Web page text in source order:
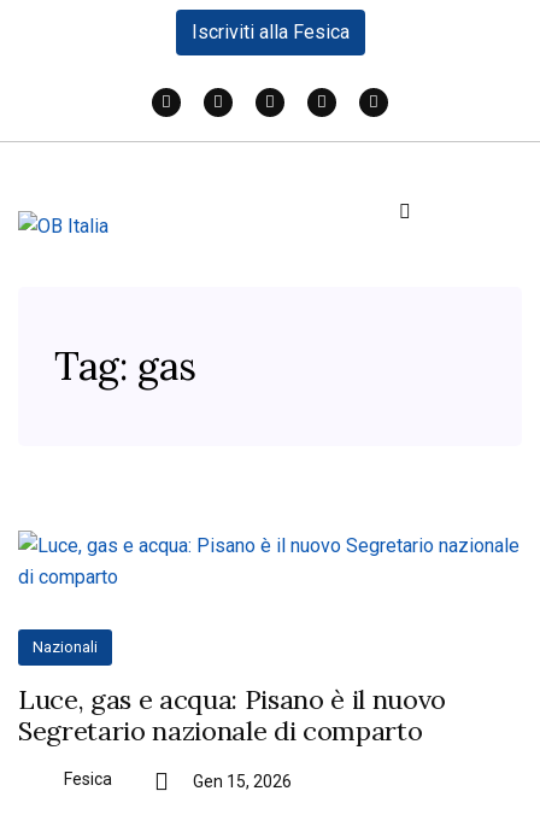
Iscriviti alla Fesica
Tag: gas
Nazionali
Luce, gas e acqua: Pisano è il nuovo
Segretario nazionale di comparto
Fesica Gen 15, 2026